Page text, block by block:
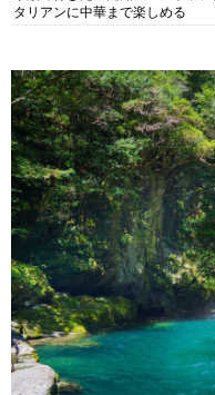
タリアンに中華まで楽しめる